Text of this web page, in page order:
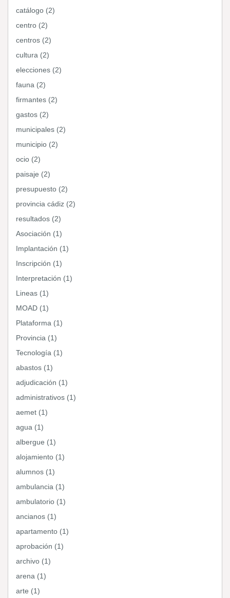
catálogo (2)
centro (2)
centros (2)
cultura (2)
elecciones (2)
fauna (2)
firmantes (2)
gastos (2)
municipales (2)
municipio (2)
ocio (2)
paisaje (2)
presupuesto (2)
provincia cádiz (2)
resultados (2)
Asociación (1)
Implantación (1)
Inscripción (1)
Interpretación (1)
Lineas (1)
MOAD (1)
Plataforma (1)
Provincia (1)
Tecnología (1)
abastos (1)
adjudicación (1)
administrativos (1)
aemet (1)
agua (1)
albergue (1)
alojamiento (1)
alumnos (1)
ambulancia (1)
ambulatorio (1)
ancianos (1)
apartamento (1)
aprobación (1)
archivo (1)
arena (1)
arte (1)